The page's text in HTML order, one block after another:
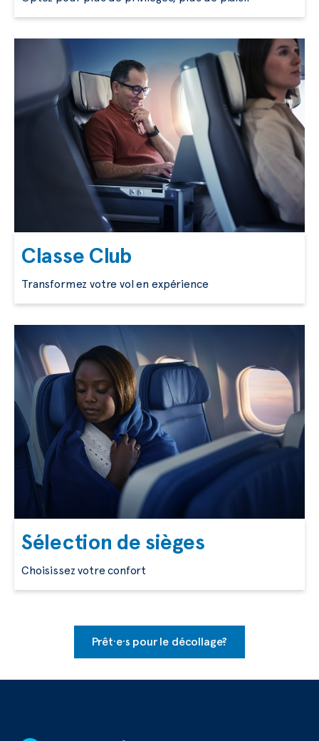
Classe Club
Transformez votre vol en expérience
Sélection de sièges
Choisissez votre confort
Prêt·e·s pour le décollage?